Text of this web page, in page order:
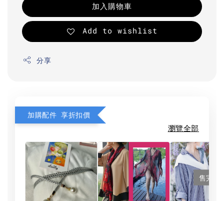
加入購物車
Add to wishlist
分享
加購配件 享折扣價
瀏覽全部
售完